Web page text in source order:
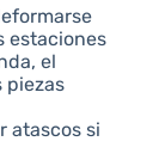
estaciones
el
piezas
atascos si